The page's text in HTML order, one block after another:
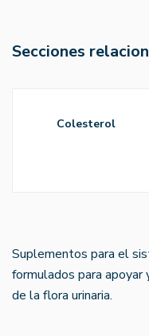
Secciones
colesterol
Suplementos para el
formulados para apoyar
de la flora urinaria.